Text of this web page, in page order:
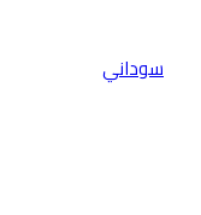
سوداني